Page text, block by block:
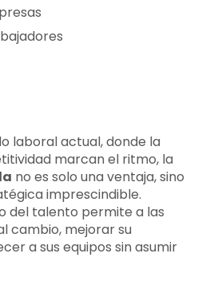
laboral actual, donde la
marcan el ritmo, la
no es solo una ventaja, sino
imprescindible.
del talento permite a las
cambio, mejorar su
a sus equipos sin asumir